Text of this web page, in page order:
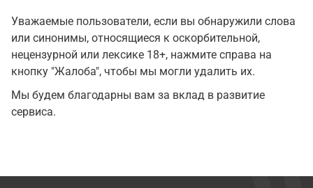
Уважаемые пользователи, если вы обнаружили слова
или синонимы, относящиеся к оскорбительной,
нецензурной или лексике 18+, нажмите справа на
кнопку "Жалоба", чтобы мы могли удалить их.
Мы будем благодарны вам за вклад в развитие
сервиса.